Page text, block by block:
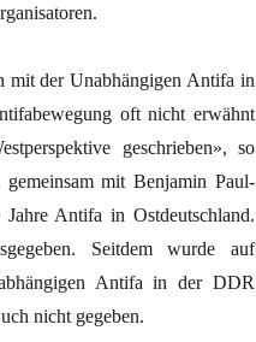
mit der Unabhängigen Antifa in
oft nicht erwähnt
geschrieben», so
mit Benjamin Paul-
Antifa in Ostdeutschland.
Seitdem wurde auf
Antifa in der DDR
nicht gegeben.